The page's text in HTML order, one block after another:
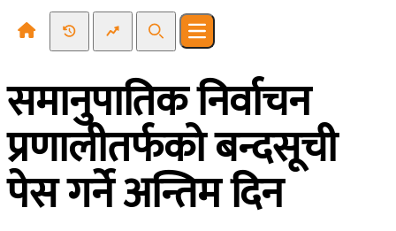
Recent NewsTrending News
SearchOpen main menu
समानुपातिक निर्वाचन
प्रणालीतर्फको बन्दसूची
पेस गर्ने अन्तिम दिन